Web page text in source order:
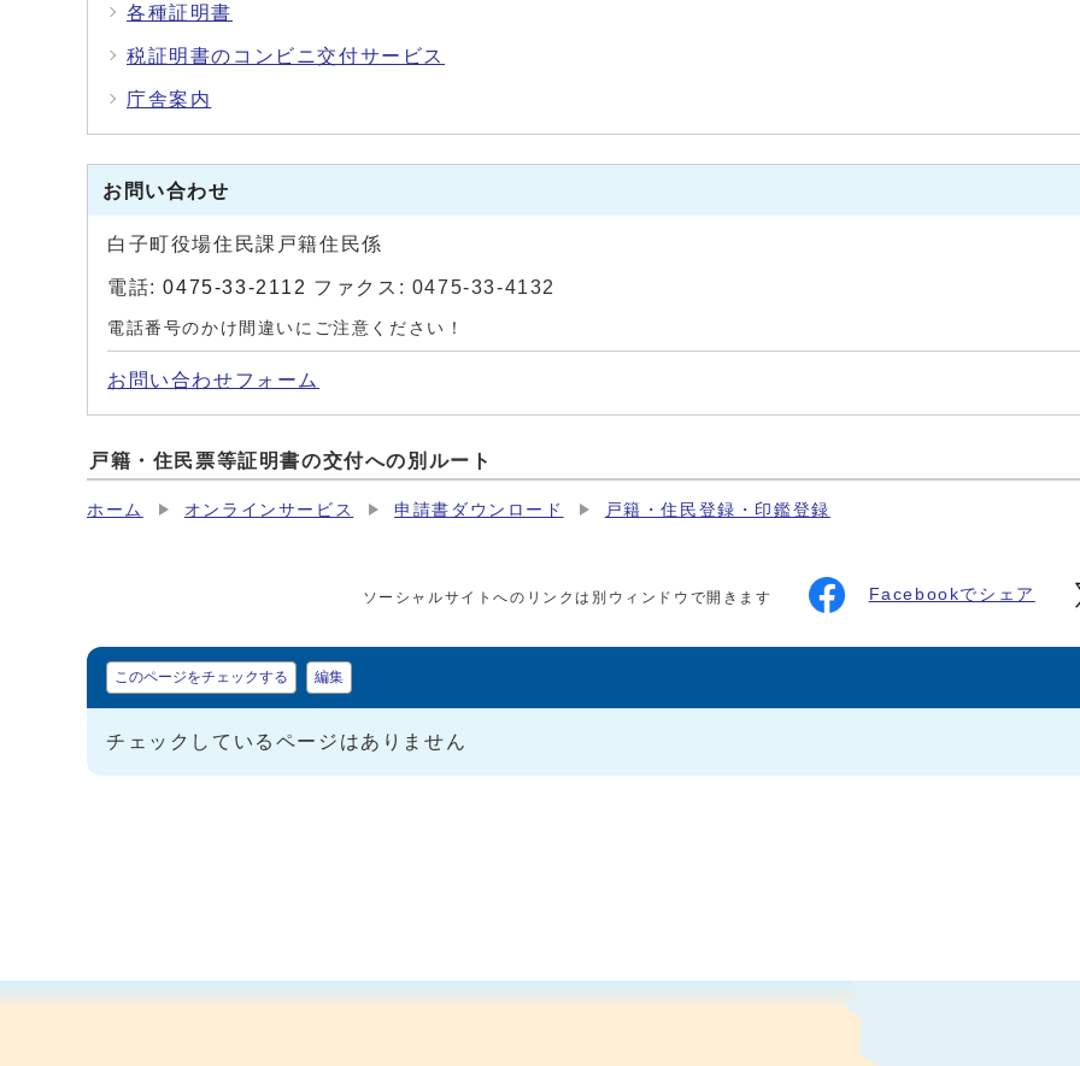
各種証明書
税証明書のコンビニ交付サービス
庁舎案内
お問い合わせ
白子町役場住民課戸籍住民係
電話:0475-33-2112 ファクス: 0475-33-4132
電話番号のかけ間違いにご注意ください！
お問い合わせフォーム
戸籍・住民票等証明書の交付への別ルート
ホーム オンラインサービス 申請書ダウンロード 戸籍・住民登録・印鑑登録
ソーシャルサイトへのリンクは別ウィンドウで開きます Facebookでシェア
マイページ
このページをチェックする 編集
チェックしているページはありません